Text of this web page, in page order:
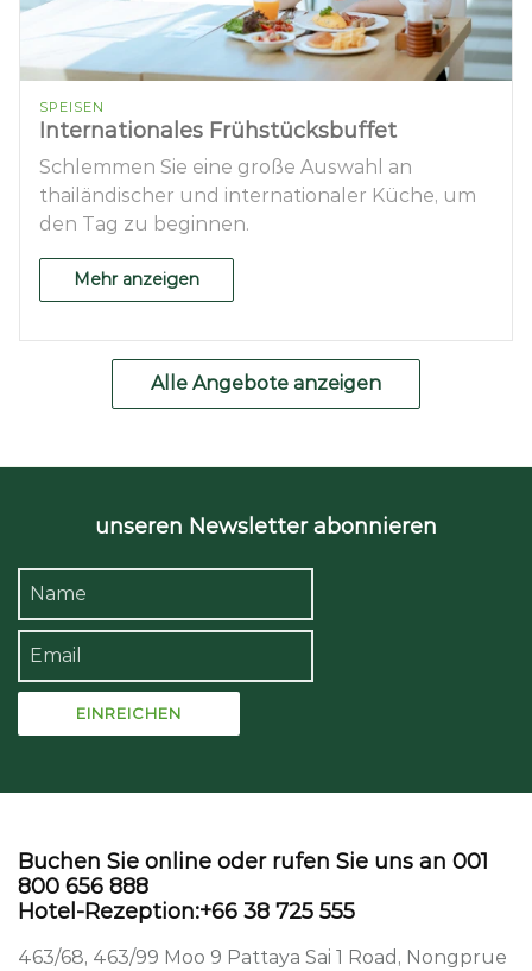
SPEISEN
Internationales Frühstücksbuffet
Schlemmen Sie eine große Auswahl an
thailändischer und internationaler Küche, um
den Tag zu beginnen.
Mehr anzeigen
Alle Angebote anzeigen
unseren Newsletter abonnieren
Buchen Sie online oder rufen Sie uns an 001
800 656 888
Hotel-Rezeption:+66 38 725 555
463/68, 463/99 Moo 9 Pattaya Sai 1 Road, Nongprue